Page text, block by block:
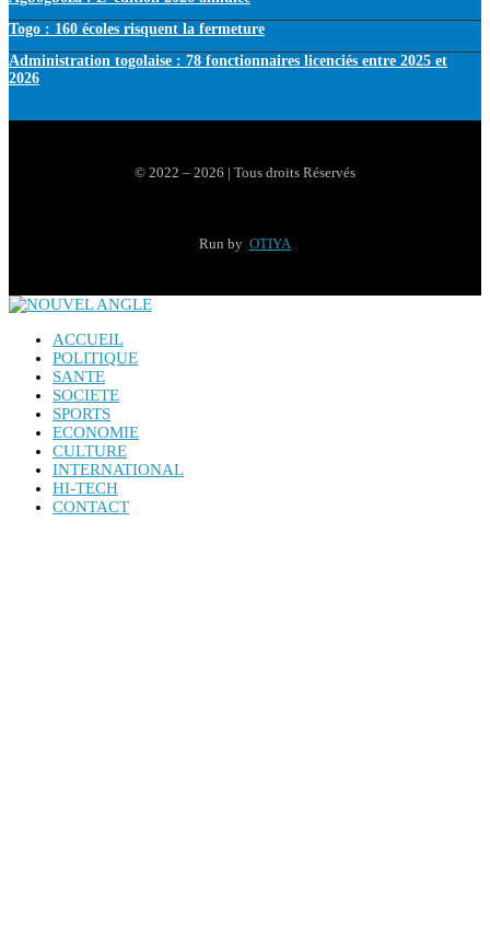
Togo : 160 écoles risquent la fermeture
Administration togolaise : 78 fonctionnaires licenciés entre 2025 et
2026
© 2022 – 2026 | Tous droits Réservés
Run by OTIYA
ACCUEIL
POLITIQUE
SANTE
SOCIETE
SPORTS
ECONOMIE
CULTURE
INTERNATIONAL
HI-TECH
CONTACT